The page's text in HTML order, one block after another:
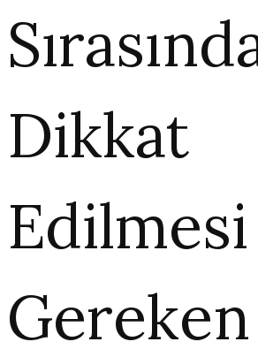
Dikkat
Edilmesi
Gereken